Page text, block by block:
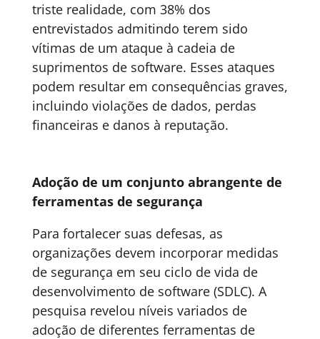
triste realidade, com 38% dos
entrevistados admitindo terem sido
vítimas de um ataque à cadeia de
suprimentos de software. Esses ataques
podem resultar em consequências graves,
incluindo violações de dados, perdas
financeiras e danos à reputação.
Adoção de um conjunto abrangente de
ferramentas de segurança
Para fortalecer suas defesas, as
organizações devem incorporar medidas
de segurança em seu ciclo de vida de
desenvolvimento de software (SDLC). A
pesquisa revelou níveis variados de
adoção de diferentes ferramentas de